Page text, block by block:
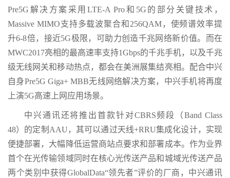
Pre5G解决方案采用LTE-A Pro和5G的部分关键技术，
Massive MIMO支持多载波聚合和256QAM，使频谱效率提
升6-8倍，接近5G极限，可助力创造千兆网络新价值。而在
MWC2017亮相的最高速率支持1Gbps的千兆手机，以及千兆
级无线网关和移动热点，都会在美洲展集结亮相。配合中兴
自身Pre5G Giga+ MBB无线网络解决方案，中兴手机将再度
上演5G高速上网应用场景。
中兴通讯还将推出首款针对CBRS频段（Band Class
48）的定制AAU，其可以通过天线+RRU集成化设计，实现
便捷部署，大幅降低运营商站点要求和部署成本。作为业界
首个在光传输领域同时在核心光传送产品和城域光传送产品
两个类别中获得GlobalData“领先者”评价的厂商，中兴通讯